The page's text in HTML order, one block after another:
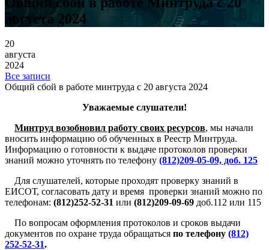
августа 2024
20
августа
2024
Все записи
Общий сбой в работе минтруда с 20 августа 2024
Уважаемые слушатели!
Минтруд возобновил работу своих ресурсов, мы начали
вносить информацию об обученных в Реестр Минтруда.
Информацию о готовности к выдаче протоколов проверки
знаний можно уточнять по телефону (812)209-05-09, доб. 125
Для слушателей, которые проходят проверку знаний в
ЕИСОТ, согласовать дату и время проверки знаний можно по
телефонам: (812)252-52-31 или (812)209-09-69 доб.112 или 115
По вопросам оформления протоколов и сроков выдачи
документов по охране труда обращаться по телефону (812)
252-52-31.